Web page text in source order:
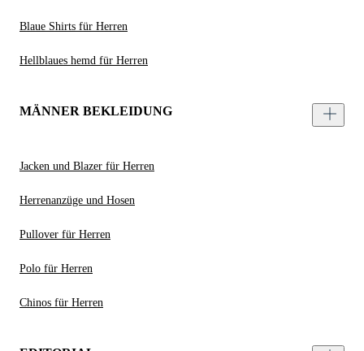
Blaue Shirts für Herren
Hellblaues hemd für Herren
MÄNNER BEKLEIDUNG
Jacken und Blazer für Herren
Herrenanzüge und Hosen
Pullover für Herren
Polo für Herren
Chinos für Herren